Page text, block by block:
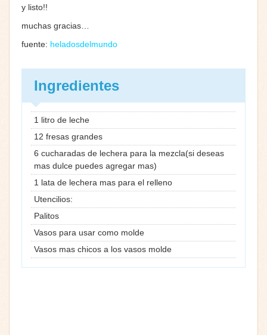
y listo!!
muchas gracias…
fuente: heladosdelmundo
Ingredientes
1 litro de leche
12 fresas grandes
6 cucharadas de lechera para la mezcla(si deseas
mas dulce puedes agregar mas)
1 lata de lechera mas para el relleno
Utencilios:
Palitos
Vasos para usar como molde
Vasos mas chicos a los vasos molde